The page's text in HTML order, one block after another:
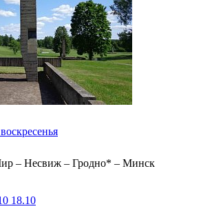
– Несвиж – Гродно* – Минск
18.10